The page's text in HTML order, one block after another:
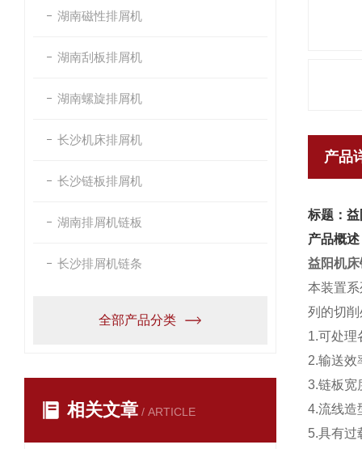
湖南磁性排屑机
湖南刮板排屑机
湖南螺旋排屑机
长沙机床排屑机
长沙链板排屑机
湖南排屑机链板
长沙排屑机链条
全部产品分类
相关文章 / ARTICLE
产品
标题：
产品概述
益阳机
本装置
列的切
1.可处理
2.输送效
3.链板宽
4.流线造
5.具有